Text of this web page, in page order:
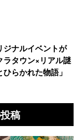
ジナルイベントが
タウン×リアル謎
らかれた物語」
稿